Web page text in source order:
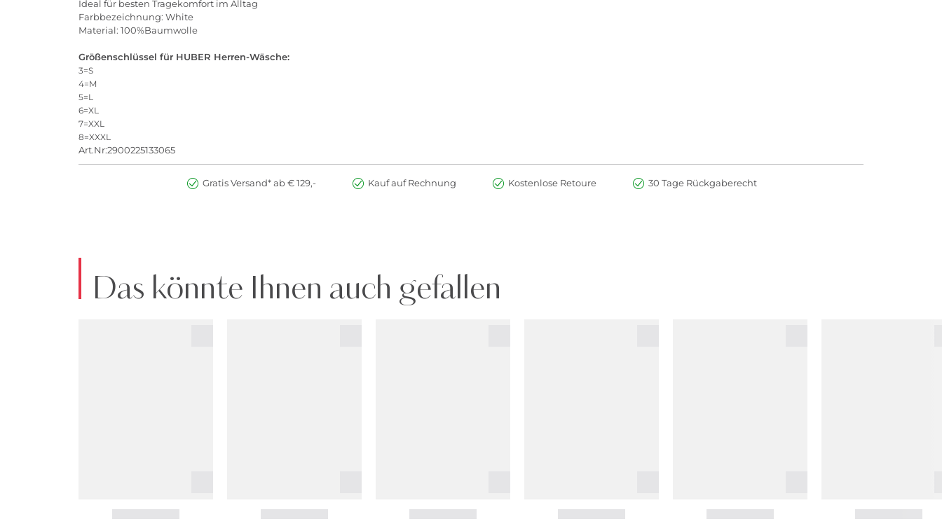
Ideal für besten Tragekomfort im Alltag
Farbbezeichnung: White
Material: 100%Baumwolle
Größenschlüssel für HUBER Herren-Wäsche:
3=S
4=M
5=L
6=XL
7=XXL
8=XXXL
Art.Nr:2900225133065
Gratis Versand* ab € 129,- Kauf auf Rechnung Kostenlose Retoure 30 Tage Rückgaberecht
Das könnte Ihnen auch gefallen